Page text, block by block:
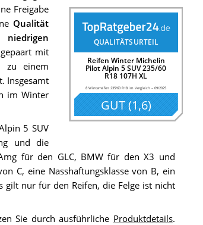
QUALITÄTSURTEIL
Reifen Winter Michelin
Pilot Alpin 5 SUV 235/60
R18 107H XL
8 Winterreifen 235/60 R18 im Vergleich –09/2025
GUT(1,6)
Freigabe
Qualität
niedrigen
mit
zu einem
Insgesamt
im Winter
5 SUV
und die
für den GLC, BMW für den X3 und
C, eine Nasshaftungsklasse von B, ein
gilt nur für den Reifen, die Felge ist nicht
Sie durch ausführliche Produktdetails.